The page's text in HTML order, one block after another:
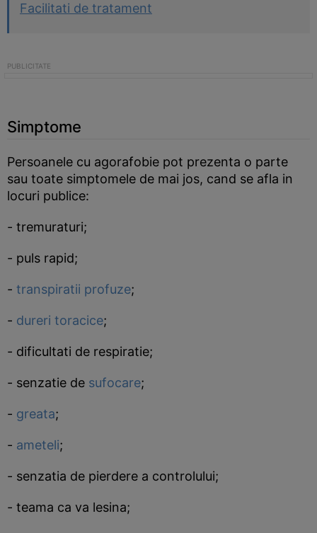
Facilitati de tratament
Simptome
Persoanele cu agorafobie pot prezenta o parte
sau toate simptomele de mai jos, cand se afla in
locuri publice:
- tremuraturi;
- puls rapid;
- transpiratii profuze;
- dureri toracice;
- dificultati de respiratie;
- senzatie de sufocare;
- greata;
- ameteli;
- senzatia de pierdere a controlului;
- teama ca va lesina;